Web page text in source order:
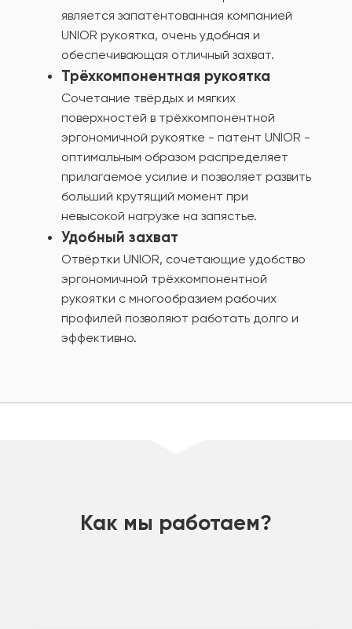
является запатентованная компанией
UNIOR рукоятка, очень удобная и
обеспечивающая отличный захват.
Трёхкомпонентная рукоятка
Сочетание твёрдых и мягких
поверхностей в трёхкомпонентной
эргономичной рукоятке - патент UNIOR -
оптимальным образом распределяет
прилагаемое усилие и позволяет развить
больший крутящий момент при
невысокой нагрузке на запястье.
Удобный захват
Отвёртки UNIOR, сочетающие удобство
эргономичной трёхкомпонентной
рукоятки с многообразием рабочих
профилей позволяют работать долго и
эффективно.
Как мы работаем?